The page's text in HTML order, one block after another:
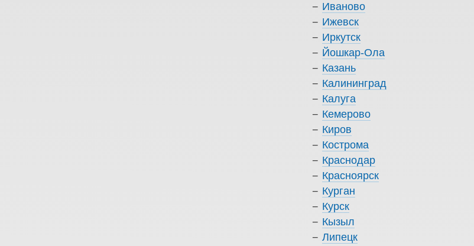
Иваново
Ижевск
Иркутск
Йошкар-Ола
Казань
Калининград
Калуга
Кемерово
Киров
Кострома
Краснодар
Красноярск
Курган
Курск
Кызыл
Липецк